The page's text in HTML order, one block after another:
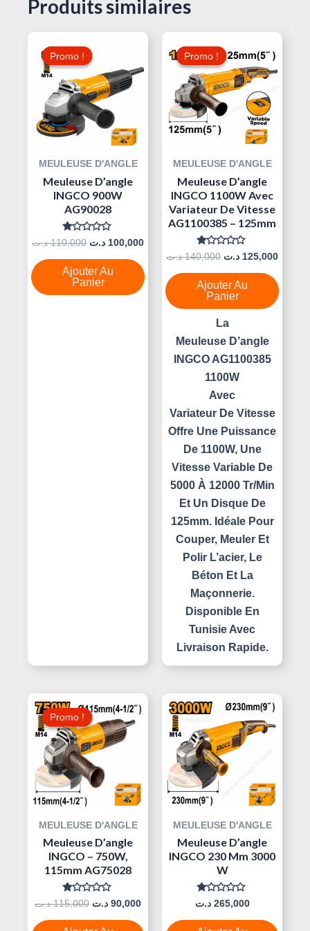
Produits similaires
Promo !
Promo !
MEULEUSE D'ANGLE
Meuleuse D’angle
INGCO 900W
AG90028
Note
0
Sur
5
110,000 د.ت
Prix
Initial
Était :
100,000 د.ت
Le
Actuel
Est :
100,000 د.ت.
Ajouter Au
Panier
Promo !
Promo !
MEULEUSE D'ANGLE
Meuleuse D’angle
INGCO 1100W Avec
Variateur De Vitesse
AG1100385 – 125mm
Note
0
Sur
5
140,000 د.ت
Prix
Initial
Était :
125,000 د.ت
Le
Ajouter Au
Panier
La
Meuleuse D’angle
INGCO AG1100385
1100W
Avec
Variateur De Vitesse
Offre Une Puissance
De 1100W, Une
Vitesse Variable De
5000 À 12000 Tr/min
Et Un Disque De
125mm. Idéale Pour
Couper, Meuler Et
Polir L’acier, Le
Béton Et La
Maçonnerie.
Disponible En
Tunisie Avec
Livraison Rapide.
Promo !
Promo !
MEULEUSE D'ANGLE
Meuleuse D’angle
INGCO – 750W,
115mm AG75028
Note
Sur
5
115,000 د.ت
Prix
Initial
Était :
90,000 د.ت
Le
Prix
90,000 د.ت.
MEULEUSE D'ANGLE
Meuleuse D’angle
INGCO 230 Mm 3000
W
Note
0
Sur
5
265,000 د.ت